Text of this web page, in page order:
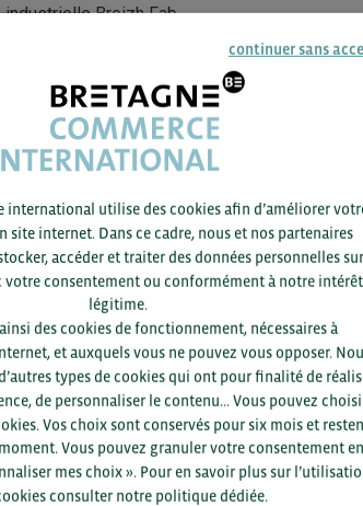
industrielle Breizh Fab
PROGRAMME
& INSCRIPTION
Pour voir les contacts,
département et votre
continuer sans
international utilise des cookies afin d’améliorer
site internet. Dans ce cadre, nous et nos partenaires
accéder et traiter des données personnelles sur
votre consentement ou conformément à notre intérêt
légitime.
des cookies de fonctionnement, nécessaires à
et auxquels vous ne pouvez vous opposer.
types de cookies qui ont pour finalité de
de personnaliser le contenu... Vous pouvez
Vos choix sont conservés pour six mois et
Vous pouvez granuler votre consentement en
mes choix ». Pour en savoir plus sur
consulter notre politique dédiée.